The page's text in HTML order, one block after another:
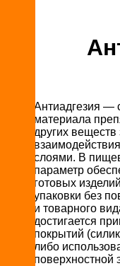
Антиадгезия —
материала
других веществ
слоями. В
параметр
готовых
упаковки без
и товарного
достигается
покрытий
либо
поверхностной